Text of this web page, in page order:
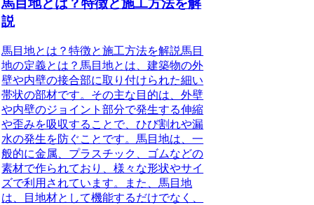
馬目地とは？特徴と施工方法を解
説
馬目地とは？特徴と施工方法を解説馬目
地の定義とは？馬目地とは、建築物の外
壁や内壁の接合部に取り付けられた細い
帯状の部材です。その主な目的は、外壁
や内壁のジョイント部分で発生する伸縮
や歪みを吸収することで、ひび割れや漏
水の発生を防ぐことです。馬目地は、一
般的に金属、プラスチック、ゴムなどの
素材で作られており、様々な形状やサイ
ズで利用されています。また、馬目地
は、目地材として機能するだけでなく、